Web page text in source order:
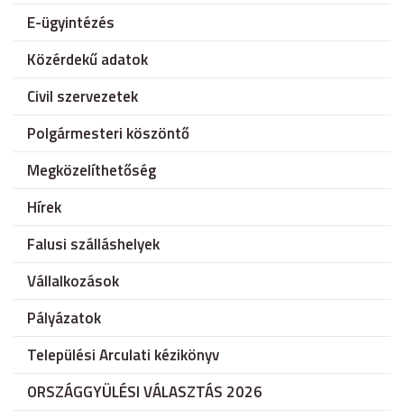
E-ügyintézés
Közérdekű adatok
Civil szervezetek
Polgármesteri köszöntő
Megközelíthetőség
Hírek
Falusi szálláshelyek
Vállalkozások
Pályázatok
Települési Arculati kézikönyv
ORSZÁGGYÜLÉSI VÁLASZTÁS 2026